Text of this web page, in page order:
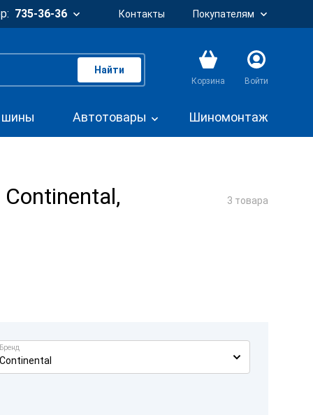
735-36-36 Контакты Покупателям
Найти
Корзина Войти
шины Автотовары Шиномонтаж
3 товара